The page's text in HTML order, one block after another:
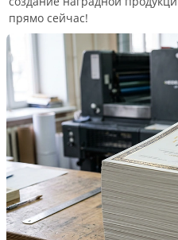
прямо сейчас!